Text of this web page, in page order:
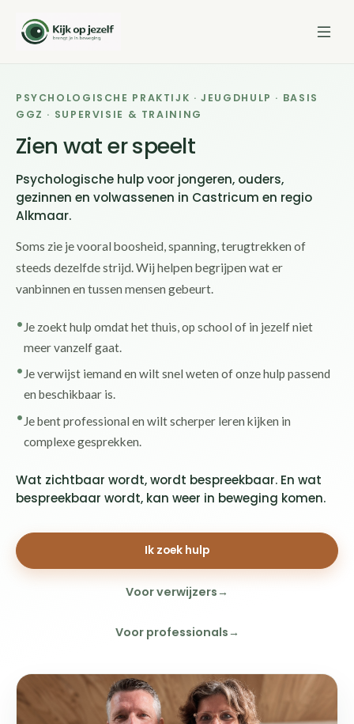
PSYCHOLOGISCHE PRAKTIJK · JEUGDHULP · BASIS
GGZ · SUPERVISIE & TRAINING
Zien wat er speelt
Psychologische hulp voor jongeren, ouders,
gezinnen en volwassenen in Castricum en regio
Alkmaar.
Soms zie je vooral boosheid, spanning, terugtrekken of
steeds dezelfde strijd. Wij helpen begrijpen wat er
vanbinnen en tussen mensen gebeurt.
Je zoekt hulp omdat het thuis, op school of in jezelf niet
meer vanzelf gaat.
Je verwijst iemand en wilt snel weten of onze hulp passend
en beschikbaar is.
Je bent professional en wilt scherper leren kijken in
complexe gesprekken.
Wat zichtbaar wordt, wordt bespreekbaar. En wat
bespreekbaar wordt, kan weer in beweging komen.
Ik zoek hulp
Voor verwijzers
Voor professionals